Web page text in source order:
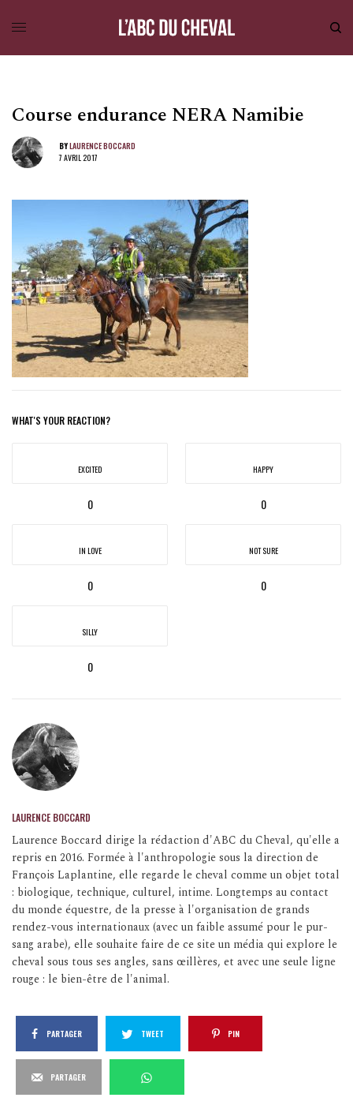
Course endurance NERA Namibie
BYLAURENCE BOCCARD
7 AVRIL 2017
WHAT'S YOUR REACTION?
EXCITED
0
HAPPY
0
IN LOVE
0
NOT SURE
0
SILLY
0
LAURENCE BOCCARD
Laurence Boccard dirige la rédaction d'ABC du Cheval, qu'elle a
repris en 2016. Formée à l'anthropologie sous la direction de
François Laplantine, elle regarde le cheval comme un objet total
: biologique, technique, culturel, intime. Longtemps au contact
du monde équestre, de la presse à l'organisation de grands
rendez-vous internationaux (avec un faible assumé pour le pur-
sang arabe), elle souhaite faire de ce site un média qui explore le
cheval sous tous ses angles, sans œillères, et avec une seule ligne
rouge : le bien-être de l'animal.
PARTAGER TWEET PIN
PARTAGER